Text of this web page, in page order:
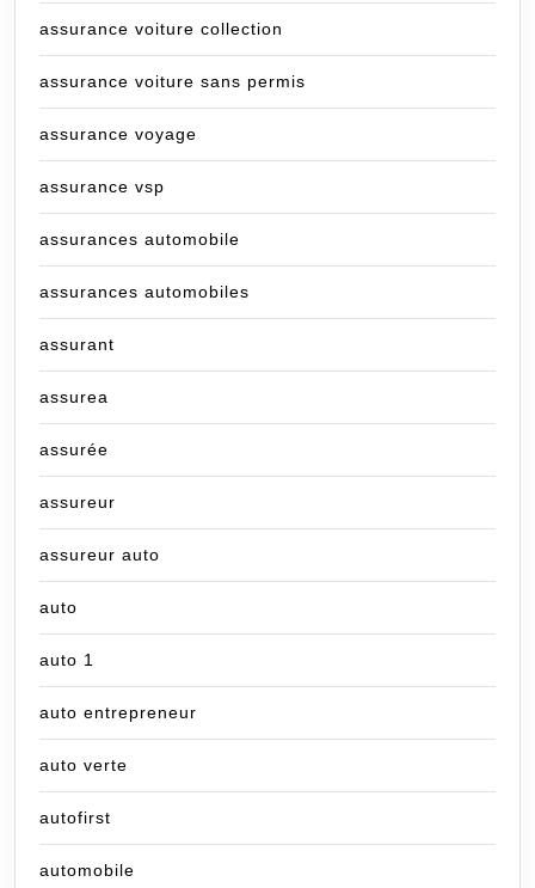
assurance voiture collection
assurance voiture sans permis
assurance voyage
assurance vsp
assurances automobile
assurances automobiles
assurant
assurea
assurée
assureur
assureur auto
auto
auto 1
auto entrepreneur
auto verte
autofirst
automobile